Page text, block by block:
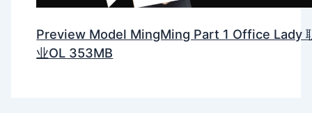
Preview Model MingMing Part 1 Office Lady
业OL 353MB